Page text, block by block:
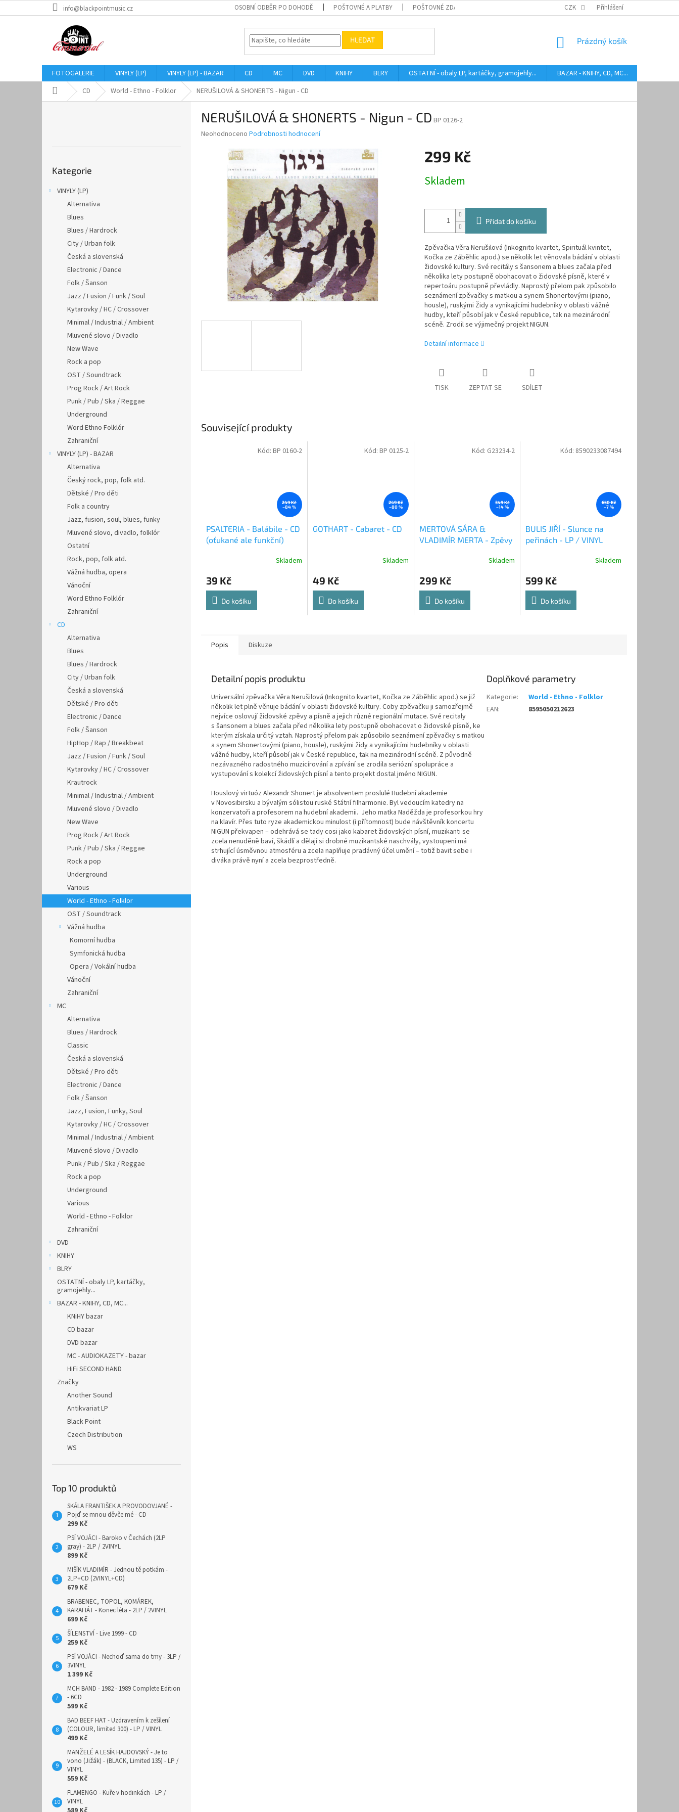
na
info@blackpointmusic.cz OSOBNÍ ODBĚR PO DOHODĚ POŠTOVNÉ A PLATBY POŠTOVNÉ ZDARMA HODNOCENÍ STAVU BAZAROVÝCH LP AUDIOKAZETY ANEB
CZK Přihlášení
HLEDAT
NÁKUPNÍ
Prázdný košík
FOTOGALERIE VINYLY (LP) VINYLY (LP) - BAZAR CD MC DVD KNIHY BLRY OSTATNÍ - obaly LP, kartáčky, gramojehly... BAZAR - KNIHY, CD, MC...
Domů CD World - Ethno - Folklor NERUŠILOVÁ & SHONERTS - Nigun - CD
kategorie
Kategorie
VINYLY (LP)
Alternativa
Blues
Blues / Hardrock
City / Urban folk
Česká a slovenská
Electronic / Dance
Folk / Šanson
Jazz / Fusion / Funk / Soul
Kytarovky / HC / Crossover
Minimal / Industrial / Ambient
Mluvené slovo / Divadlo
New Wave
Rock a pop
OST / Soundtrack
Prog Rock / Art Rock
Punk / Pub / Ska / Reggae
Underground
Word Ethno Folklór
Zahraniční
VINYLY (LP) - BAZAR
Alternativa
Český rock, pop, folk atd.
Dětské / Pro děti
Folk a country
Jazz, fusion, soul, blues, funky
Mluvené slovo, divadlo, folklór
Ostatní
Rock, pop, folk atd.
Vážná hudba, opera
Vánoční
Word Ethno Folklór
Zahraniční
CD
Alternativa
Blues
Blues / Hardrock
City / Urban folk
Česká a slovenská
Dětské / Pro děti
Electronic / Dance
Folk / Šanson
HipHop / Rap / Breakbeat
Jazz / Fusion / Funk / Soul
Kytarovky / HC / Crossover
Krautrock
Minimal / Industrial / Ambient
Mluvené slovo / Divadlo
New Wave
Prog Rock / Art Rock
Punk / Pub / Ska / Reggae
Rock a pop
Underground
Various
World - Ethno - Folklor
OST / Soundtrack
Vážná hudba
Komorní hudba
Symfonická hudba
Opera / Vokální hudba
Vánoční
Zahraniční
MC
Alternativa
Blues / Hardrock
Classic
Česká a slovenská
Dětské / Pro děti
Electronic / Dance
Folk / Šanson
Jazz, Fusion, Funky, Soul
Kytarovky / HC / Crossover
Minimal / Industrial / Ambient
Mluvené slovo / Divadlo
Punk / Pub / Ska / Reggae
Rock a pop
Underground
Various
World - Ethno - Folklor
Zahraniční
DVD
KNIHY
BLRY
OSTATNÍ - obaly LP, kartáčky,
gramojehly...
BAZAR - KNIHY, CD, MC...
KNiHY bazar
CD bazar
DVD bazar
MC - AUDIOKAZETY - bazar
HiFi SECOND HAND
Značky
Another Sound
Antikvariat LP
Black Point
Czech Distribution
WS
Top 10 produktů
SKÁLA FRANTIŠEK A PROVODOVJANÉ -
Pojď se mnou děvče mé - CD
299 Kč
PSÍ VOJÁCI - Baroko v Čechách (2LP
gray) - 2LP / 2VINYL
899 Kč
MIŠÍK VLADIMÍR - Jednou tě potkám -
2LP+CD (2VINYL+CD)
679 Kč
BRABENEC, TOPOL, KOMÁREK,
KARAFIÁT - Konec léta - 2LP / 2VINYL
699 Kč
ŠÍLENSTVÍ - Live 1999 - CD
259 Kč
PSÍ VOJÁCI - Nechoď sama do tmy - 3LP /
3VINYL
1 399 Kč
MCH BAND - 1982 - 1989 Complete Edition
- 6CD
599 Kč
BAD BEEF HAT - Uzdravením k zešílení
(COLOUR, limited 300) - LP / VINYL
499 Kč
MANŽELÉ A LESÍK HAJDOVSKÝ - Je to
vono (Jižák) - (BLACK, Limited 135) - LP /
VINYL
559 Kč
FLAMENGO - Kuře v hodinkách - LP /
VINYL
NERUŠILOVÁ & SHONERTS - Nigun - CD BP 0126-2
Průměrné
hvězdiček.
Neohodnoceno Podrobnosti hodnocení
299 Kč
cena:
Skladem
Přidat do košíku
Zpěvačka Věra Nerušilová (Inkognito kvartet, Spirituál kvintet,
Kočka ze Záběhlic apod.) se několik let věnovala bádání v oblasti
židovské kultury. Své recitály s šansonem a blues začala před
několika lety postupně obohacovat o židovské písně, které v
repertoáru postupně převládly. Naprostý přelom pak způsobilo
seznámení zpěvačky s matkou a synem Shonertovými (piano,
housle), ruskými Židy a vynikajícími hudebníky v oblasti vážné
hudby, kteří působí jak v České republice, tak na mezinárodní
scéně. Zrodil se výjimečný projekt NIGUN.
Detailní informace
TISK ZEPTAT SE SDÍLET
Související produkty
249 Kč
–84 %
PSALTERIA - Balábile - CD
(oťukané ale funkční)
Skladem
39 Kč
Do košíku
Kód: BP 0160-2
249 Kč
–80 %
GOTHART - Cabaret - CD
Skladem
49 Kč
Do košíku
Kód: BP 0125-2
349 Kč
–14 %
MERTOVÁ SÁRA &
VLADIMÍR MERTA - Zpěvy
Skladem
299 Kč
Do košíku
Kód: G23234-2
650 Kč
–7 %
BULIS JIŘÍ - Slunce na
peřinách - LP / VINYL
Skladem
599 Kč
Do košíku
Kód: 8590233087494
Popis Diskuze
Detailní popis produktu
Universální zpěvačka Věra Nerušilová (Inkognito kvartet, Kočka ze Záběhlic apod.) se již
několik let plně věnuje bádání v oblasti židovské kultury. Coby zpěvačku ji samozřejmě
nejvíce oslovují židovské zpěvy a písně a jejich různé regionální mutace. Své recitaly
s šansonem a blues začala před několika lety postupně obohacovat o židovské písně, ke
kterým získala určitý vztah. Naprostý přelom pak způsobilo seznámení zpěvačky s matkou
a synem Shonertovými (piano, housle), ruskými židy a vynikajícími hudebníky v oblasti
vážné hudby, kteří působí jak v České republice, tak na mezinárodní scéně. Z původně
nezávazného radostného muzicírování a zpívání se zrodila seriózní spolupráce a
vystupování s kolekcí židovských písní a tento projekt dostal jméno NIGUN.
Houslový virtuóz Alexandr Shonert je absolventem proslulé Hudební akademie
v Novosibirsku a bývalým sólistou ruské Státní filharmonie. Byl vedoucím katedry na
konzervatoři a profesorem na hudební akademii. Jeho matka Naděžda je profesorkou hry
na klavír. Přes tuto ryze akademickou minulost (i přítomnost) bude návštěvník koncertu
NIGUN překvapen – odehrává se tady cosi jako kabaret židovských písní, muzikanti se
zcela nenuděně baví, škádlí a dělají si drobné muzikantské naschvály, vystoupení má
strhující úsměvnou atmosféru a zcela naplňuje pradávný účel umění – totiž bavit sebe i
diváka právě nyní a zcela bezprostředně.
Doplňkové parametry
Kategorie:
World - Ethno - Folklor
EAN: 8595050212623